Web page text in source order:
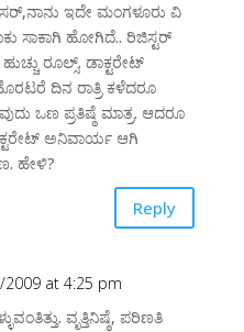
ಇದೇ ಮಂಗಳೂರು ವಿ
ಸಾಕಾಗಿ ಹೋಗಿದೆ.. ರಿಜಿಸ್ಟರ್
ರೂಲ್ಸ್. ಡಾಕ್ಟರೇಟ್
ದಿನ ರಾತ್ರಿ ಕಳೆದರೂ
ಒಣ ಪ್ರತಿಷ್ಠೆ ಮಾತ್ರ. ಆದರೂ
ಅನಿವಾರ್ಯ ಆಗಿ
ಹೇಳಿ?
Reply
at 4:25 pm
ವೃತ್ತಿನಿಷ್ಠೆ, ಪರಿಣತಿ